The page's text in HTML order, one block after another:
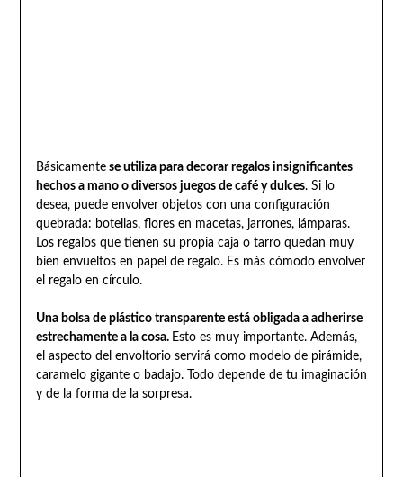
Básicamentese utiliza para decorar regalos insignificantes
hechos a mano o diversos juegos de café y dulces. Si lo
desea, puede envolver objetos con una configuración
quebrada: botellas, flores en macetas, jarrones, lámparas.
Los regalos que tienen su propia caja o tarro quedan muy
bien envueltos en papel de regalo. Es más cómodo envolver
el regalo en círculo.
Una bolsa de plástico transparente está obligada a adherirse
estrechamente a la cosa. Esto es muy importante. Además,
el aspecto del envoltorio servirá como modelo de pirámide,
caramelo gigante o badajo. Todo depende de tu imaginación
y de la forma de la sorpresa.